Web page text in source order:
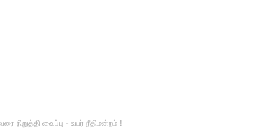
நிறுத்தி வைப்பு - உயர் நீதிமன்றம் !